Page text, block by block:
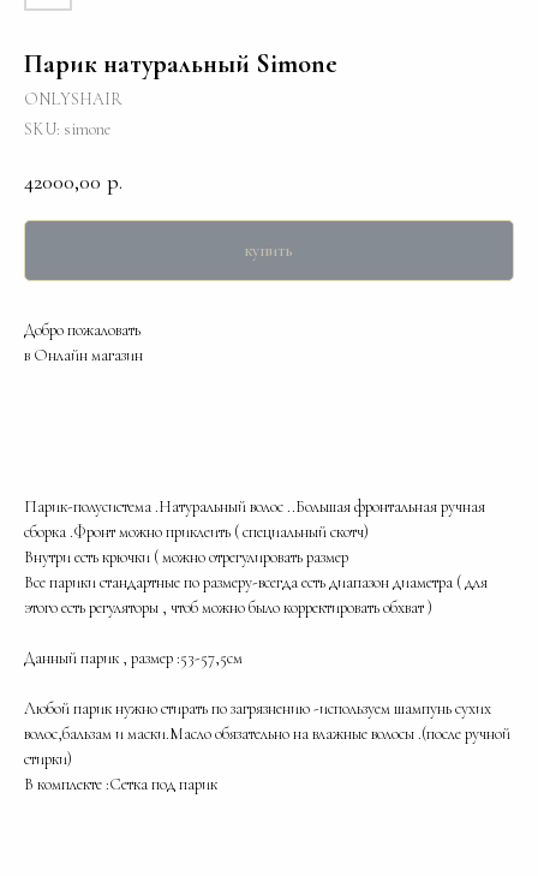
Парик натуральный Simone
ONLYSHAIR
SKU: simone
42000,00 р.
купить
Добро пожаловать
в Онлайн магазин
Парик-полусистема .Натуральный волос ..Большая фронтальная ручная
сборка .Фронт можно приклеить ( специальный скотч)
Внутри есть крючки ( можно отрегулировать размер
Все парики стандартные по размеру-всегда есть диапазон диаметра ( для
этого есть регуляторы , чтоб можно было корректировать обхват )
Данный парик , размер :53-57,5см
Любой парик нужно стирать по загрязнению -используем шампунь сухих
волос,бальзам и маски.Масло обязательно на влажные волосы .(после ручной
стирки)
В комплекте :Сетка под парик